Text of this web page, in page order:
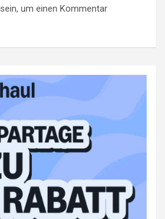
sein, um einen Kommentar